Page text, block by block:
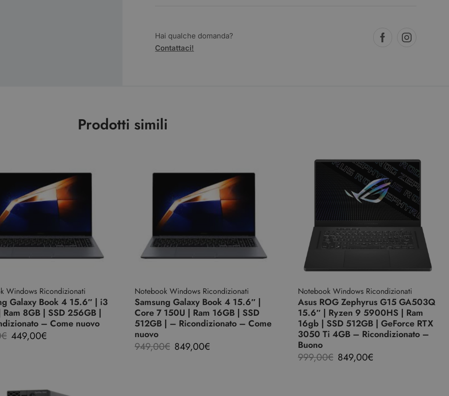
Hai qualche domanda?
Contattaci!
Prodotti simili
Windows Ricondizionati
Galaxy Book 4 15.6″ | i3
Ram 8GB | SSD 256GB |
– Come nuovo
€ 449,00€
Notebook Windows Ricondizionati
Samsung Galaxy Book 4 15.6″ |
Core 7 150U | Ram 16GB | SSD
512GB | – Ricondizionato – Come
nuovo
949,00€ 849,00€
Notebook Windows Ricondizionati
Asus ROG Zephyrus G15 GA503Q
15.6″ | Ryzen 9 5900HS | Ram
16gb | SSD 512GB | GeForce RTX
3050 Ti 4GB – Ricondizionato –
Buono
999,00€ 849,00€